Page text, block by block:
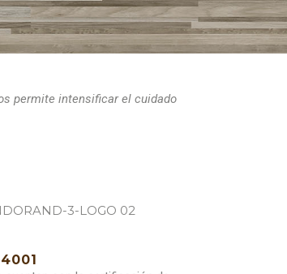
permite intensificar el cuidado